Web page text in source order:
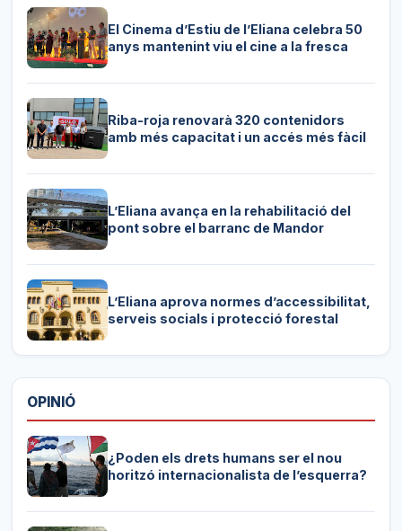
El Cinema d’Estiu de l’Eliana celebra 50
anys mantenint viu el cine a la fresca
Riba-roja renovarà 320 contenidors
amb més capacitat i un accés més fàcil
L’Eliana avança en la rehabilitació del
pont sobre el barranc de Mandor
L’Eliana aprova normes d’accessibilitat,
serveis socials i protecció forestal
OPINIÓ
¿Poden els drets humans ser el nou
horitzó internacionalista de l’esquerra?